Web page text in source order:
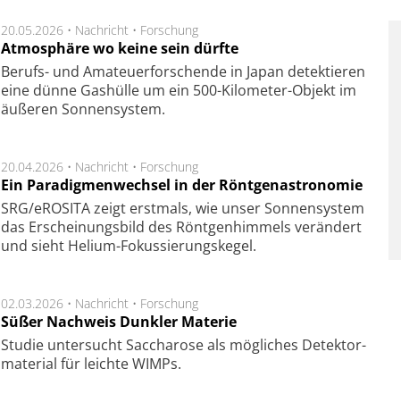
20.05.2026 • Nachricht • Forschung
Atmosphäre wo keine sein dürfte
Berufs- und Ama­teuer­for­schen­de in Japan de­tek­tie­ren
eine dün­ne Gas­hül­le um ein 500-Kilo­meter-Objekt im
äu­ße­ren Son­nen­sys­tem.
20.04.2026 • Nachricht • Forschung
Ein Paradigmenwechsel in der Röntgenastronomie
SRG/eROSITA zeigt erst­mals, wie unser Son­nen­sys­tem
das Er­schei­nungs­bild des Rönt­gen­him­mels ver­än­dert
und sieht Helium-Fokus­sie­rungs­ke­gel.
02.03.2026 • Nachricht • Forschung
Süßer Nachweis Dunkler Materie
Studie unter­sucht Saccha­ro­se als mög­li­ches De­tek­tor­
ma­te­rial für leich­te WIMPs.